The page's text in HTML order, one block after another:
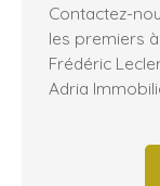
Contactez-
les premiers
Frédéric
Adria